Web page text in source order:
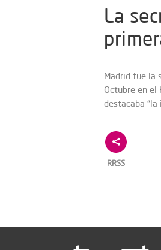
La
Madrid fue la
Octubre en el
destacaba
RRSS